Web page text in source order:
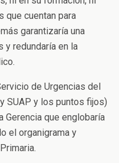
que cuentan para
garantizaría una
y redundaría en la
de Urgencias del
SUAP y los puntos fijos)
Gerencia que englobaría
el organigrama y